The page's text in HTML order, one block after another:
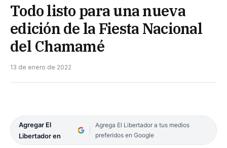
Todo listo para una nueva
edición de la Fiesta Nacional
del Chamamé
13 de enero de 2022
Agregar El
Libertador en
Agrega El Libertador a tus medios
preferidos en Google